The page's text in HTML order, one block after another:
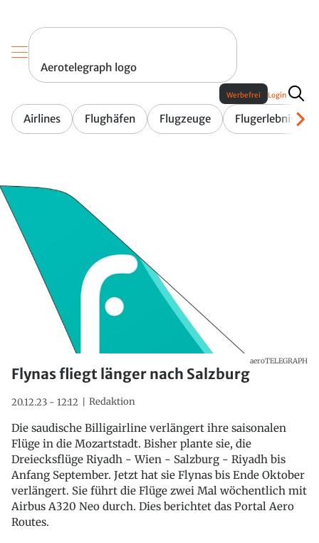
Aerotelegraph logo
Airlines Flughäfen Flugzeuge Flugerlebnis
Werbefrei Login
aeroTELEGRAPH
Flynas fliegt länger nach Salzburg
20.12.23 - 12:12 Redaktion
Die saudische Billigairline verlängert ihre saisonalen
Flüge in die Mozartstadt. Bisher plante sie, die
Dreiecksflüge Riyadh - Wien - Salzburg - Riyadh bis
Anfang September. Jetzt hat sie Flynas bis Ende Oktober
verlängert. Sie führt die Flüge zwei Mal wöchentlich mit
Airbus A320 Neo durch. Dies berichtet das Portal Aero
Routes.